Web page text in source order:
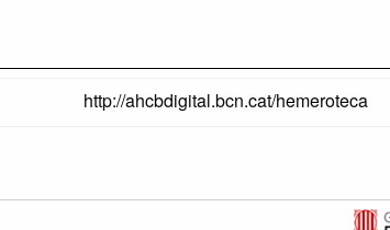
http://ahcbdigital.bcn.cat/hemeroteca